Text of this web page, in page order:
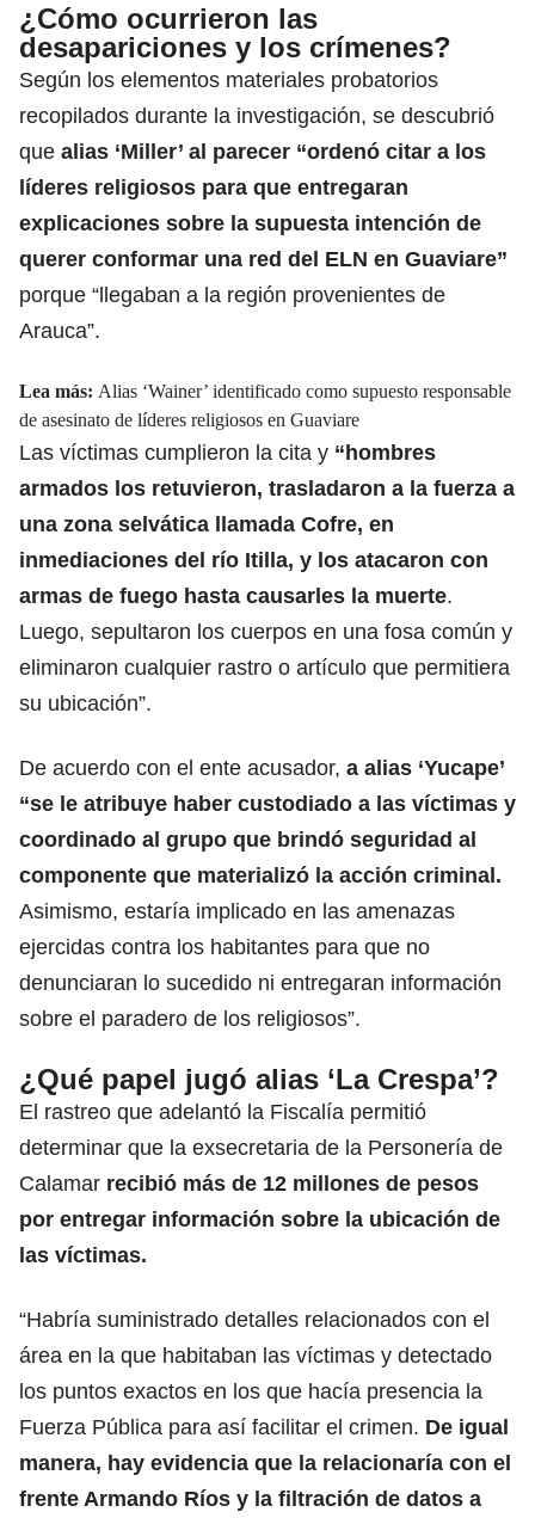
¿Cómo ocurrieron las
desapariciones y los crímenes?
Según los elementos materiales probatorios
recopilados durante la investigación, se descubrió
que alias ‘Miller’ al parecer “ordenó citar a los
líderes religiosos para que entregaran
explicaciones sobre la supuesta intención de
querer conformar una red del ELN en Guaviare”
porque “llegaban a la región provenientes de
Arauca”.
Lea más: Alias ‘Wainer’ identificado como supuesto responsable
de asesinato de líderes religiosos en Guaviare
Las víctimas cumplieron la cita y “hombres
armados los retuvieron, trasladaron a la fuerza a
una zona selvática llamada Cofre, en
inmediaciones del río Itilla, y los atacaron con
armas de fuego hasta causarles la muerte.
Luego, sepultaron los cuerpos en una fosa común y
eliminaron cualquier rastro o artículo que permitiera
su ubicación”.
De acuerdo con el ente acusador, a alias ‘Yucape’
“se le atribuye haber custodiado a las víctimas y
coordinado al grupo que brindó seguridad al
componente que materializó la acción criminal.
Asimismo, estaría implicado en las amenazas
ejercidas contra los habitantes para que no
denunciaran lo sucedido ni entregaran información
sobre el paradero de los religiosos”.
¿Qué papel jugó alias ‘La Crespa’?
El rastreo que adelantó la Fiscalía permitió
determinar que la exsecretaria de la Personería de
Calamar recibió más de 12 millones de pesos
por entregar información sobre la ubicación de
las víctimas.
“Habría suministrado detalles relacionados con el
área en la que habitaban las víctimas y detectado
los puntos exactos en los que hacía presencia la
Fuerza Pública para así facilitar el crimen. De igual
manera, hay evidencia que la relacionaría con el
frente Armando Ríos y la filtración de datos a